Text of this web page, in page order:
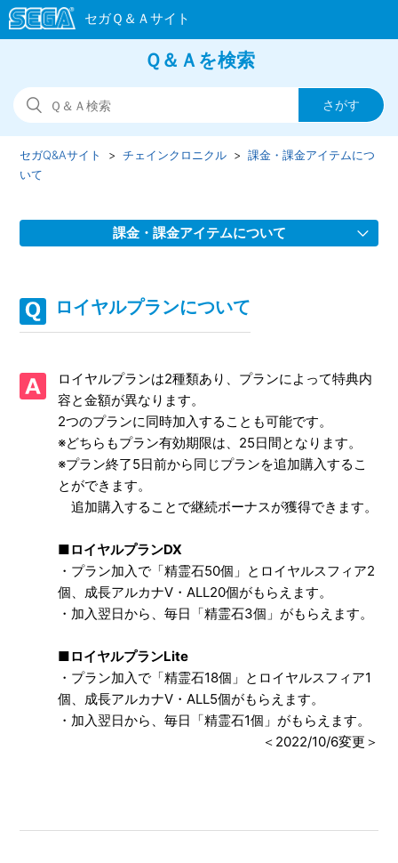
Ｑ＆Ａを検索
セガQ&Aサイト チェインクロニクル
課金・課金アイテムにつ
いて
課金・課金アイテムについて
年齢による課金の制限について
トランザクションのエラーが表示され購入が完了しない
精霊石購入時に「エラーコード：120400-0-1」が表示され
ロイヤルプランについて
ロイヤルプランについて
ロイヤルプランは2種類あり、プランによって特典内
容と金額が異なります。
2つのプランに同時加入することも可能です。
※どちらもプラン有効期限は、25日間となります。
※プラン終了5日前から同じプランを追加購入するこ
とができます。
追加購入することで継続ボーナスが獲得できます。
■ロイヤルプランDX
・プラン加入で「精霊石50個」と ロイヤルスフィア2
個、成長アルカナV・ALL20個がもらえます。
・加入翌日から、毎日「精霊石3個」がもらえます。
■ロイヤルプランLite
・プラン加入で「精霊石18個」と ロイヤルスフィア1
個、成長アルカナV・ALL5個がもらえます。
・加入翌日から、毎日「精霊石1個」がもらえます。
＜2022/10/6変更＞